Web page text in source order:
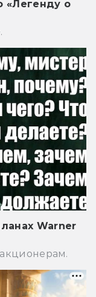
«Легенду о
Warner